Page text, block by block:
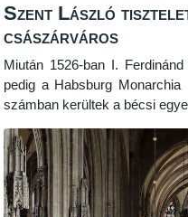
Szent László
császárváros
Miután 1526-ban I.
pedig a Habsburg
számban kerültek a bécsi